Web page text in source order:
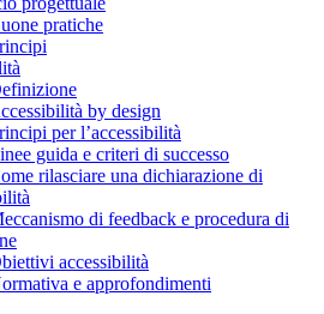
pratiche
by design
per l’accessibilità
guida e criteri di successo
rilasciare una dichiarazione di
di feedback e procedura di
accessibilità
e approfondimenti